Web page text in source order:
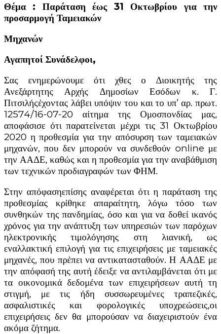
Θέμα : Παράταση έως 31 Οκτωβρίου για την
προσαρμογή Ταμειακών
Μηχανών
Αγαπητοί Συνάδελφοι,
Σας ενημερώνουμε ότι χθες ο Διοικητής της
Ανεξάρτητης Αρχής Δημοσίων Εσόδων κ. Γ.
Πιτσιλήςέχοντας λάβει υπόψιν του και το υπ’ αρ. πρωτ.
12574/16-07-20 αίτημα της Ομοσπονδίας μας,
αποφάσισε ότι παρατείνεται μέχρι τις 31 Οκτωβρίου
2020 η προθεσμία για την απόσυρση των ταμειακών
μηχανών, που δεν μπορούν να συνδεθούν online με
την ΑΑΔΕ, καθώς και η προθεσμία για την αναβάθμιση
των τεχνικών προδιαγραφών των ΦΗΜ.
Στην απόφασηεπίσης αναφέρεται ότι η παράταση της
προθεσμίας κρίθηκε απαραίτητη, λόγω τόσο των
συνθηκών της πανδημίας, όσο και για να δοθεί ικανός
χρόνος για την ανάπτυξη των υπηρεσιών των παρόχων
ηλεκτρονικής τιμολόγησης στη λιανική, ως
εναλλακτική επιλογή για τις επιχειρήσεις με ταμειακές
μηχανές, που πρέπει να αντικατασταθούν. Η ΑΑΔΕ με
την απόφασή της αυτή έδειξε να αντιλαμβάνεται ότι με
τα οικονομικά δεδομένα των επιχειρήσεων αυτή τη
στιγμή, με τις ήδη συσσωρευμένες τραπεζικές,
ασφαλιστικές και φορολογικές υποχρεώσεις,οι
επιχειρήσεις δεν θα μπορούσαν να διαχειριστούν ένα
ακόμα ζήτημα.